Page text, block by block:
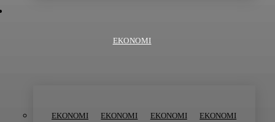
EKONOMI
EKONOMI EKONOMI EKONOMI EKONOMI